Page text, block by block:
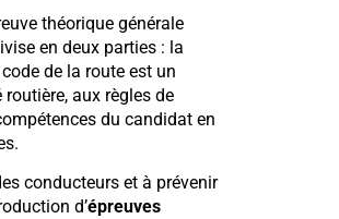
théorique générale
en deux parties : la
de la route est un
aux règles de
du candidat en
conducteurs et à prévenir
d’épreuves